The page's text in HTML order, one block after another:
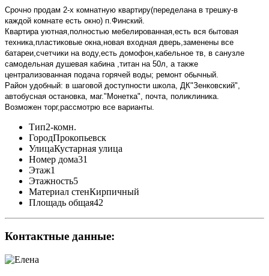
Срочно продам 2-х комнатную квартиру(переделана в трешку-в
каждой комнате есть окно) п.Финский.
Квартира уютная,полностью мебелированная,есть вся бытовая
техника,пластиковые окна,новая входная дверь,заменены все
батареи,счетчики на воду,есть домофон,кабельное тв, в санузле
самодельная душевая кабина ,титан на 50л, а также
централизованная подача горячей воды; ремонт обычный.
Район удобный: в шаговой доступности школа, ДК"Зенковский",
автобусная остановка, маг."Монетка", почта, поликлиника.
Возможен торг,рассмотрю все варианты.
Тип2-комн.
ГородПрокопьевск
УлицаКустарная улица
Номер дома31
Этаж1
Этажность5
Материал стенКирпичный
Площадь общая42
Контактные данные: